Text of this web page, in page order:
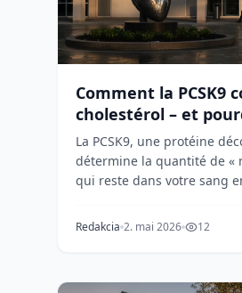
Comment la PCSK9
cholestérol – et
important
La PCSK9, une protéine
détermine la quantité de «
qui reste dans votre sang
Redakcia 2. mai 2026 12